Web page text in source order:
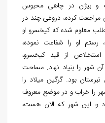
و بیژن در چاهی محبوس
مراجعت کرده، دروغی چند در
معلوم شده که کیخسرو او
او را شفاعت نموده،
از قید کیخسرو،
شهر را بنیاد نهاد. مساحت
بود. گرگین میلاد را
را خراب و در موضع معروف
کرد و این شهر که الان هست،